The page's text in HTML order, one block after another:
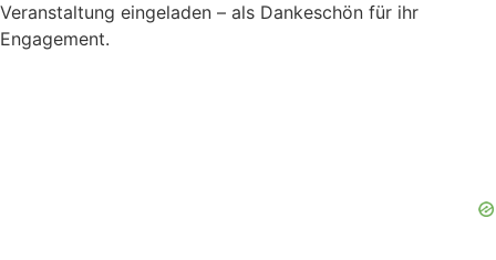
Veranstaltung eingeladen – als Dankeschön für ihr
Engagement.